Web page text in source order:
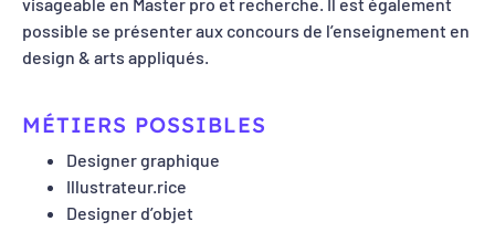
possible se présenter aux concours de l’enseignement en
design & arts appliqués.
MÉTIERS POSSIBLES
Designer graphique
Illustrateur.rice
Designer d’objet